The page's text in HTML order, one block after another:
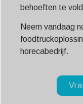
behoeften te
Neem vandaag
horecabedrijf.